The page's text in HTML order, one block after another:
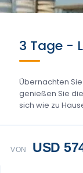
3 Tage -
Übernachten
genießen Sie
sich wie zu
VON USD